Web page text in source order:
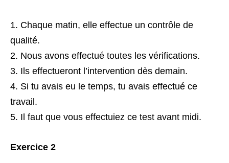
Chaque matin, elle effectue un contrôle de
qualité.
Nous avons effectué toutes les vérifications.
Ils effectueront l’intervention dès demain.
Si tu avais eu le temps, tu avais effectué ce
travail.
Il faut que vous effectuiez ce test avant midi.
Exercice 2